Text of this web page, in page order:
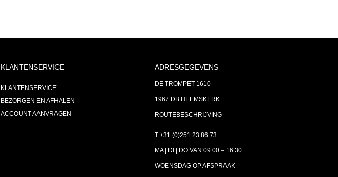
KLANTENSERVICE
KLANTENSERVICE
BEZORGEN EN AFHALEN
ACCOUNT AANVRAGEN
ADRESGEGEVENS
DE TROMPET 1610
1967 DB HEEMSKERK
ROUTEBESCHRIJVING
T +31 (0)251 23 86 73
MA | DI | DO VAN 09:00 – 16.30
WOENSDAG OP AFSPRAAK